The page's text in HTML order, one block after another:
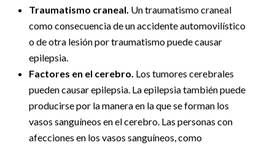
Traumatismo craneal. Un traumatismo craneal
como consecuencia de un accidente automovilístico
o de otra lesión por traumatismo puede causar
epilepsia.
Factores en el cerebro. Los tumores cerebrales
pueden causar epilepsia. La epilepsia también puede
producirse por la manera en la que se forman los
vasos sanguíneos en el cerebro. Las personas con
afecciones en los vasos sanguíneos, como